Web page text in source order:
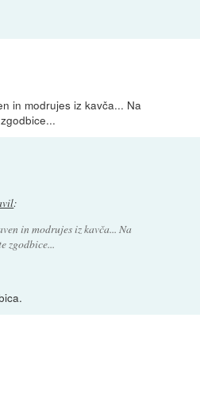
in modrujes iz kavča... Na
:
in modrujes iz kavča... Na
zgodbice...